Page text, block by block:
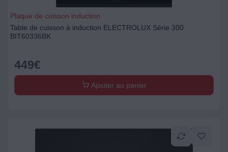
Plaque de cuisson induction
Table de cuisson à induction ELECTROLUX Série 300
BIT60336BK
449€
Ajouter au panier